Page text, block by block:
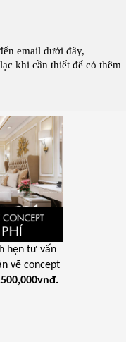
hẹn tư vấn
vẽ concept